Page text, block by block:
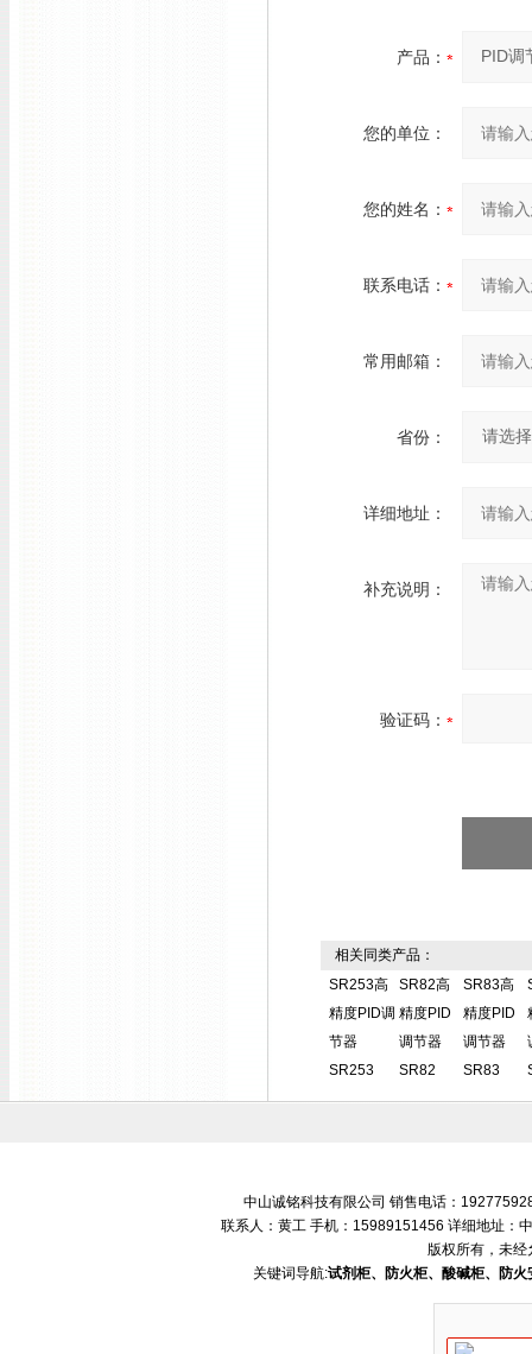
产品：
您的单位：
您的姓名：
联系电话：
常用邮箱：
省份：
详细地址：
补充说明：
验证码：
相关同类产品：
SR253高
精度PID调
节器
SR253
SR82高
精度PID
调节器
SR82
SR83高
精度PID
调节器
SR83
中山诚铭科技有限公司 销售电话：
联系人：黄工 手机：15989151456 详细地址：
版权所有，未经
关键词导航:试剂柜、防火柜、酸碱柜、防